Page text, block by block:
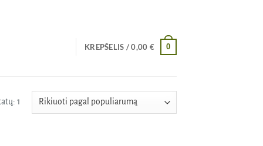
KREPŠELIS /0,00 € 0
1